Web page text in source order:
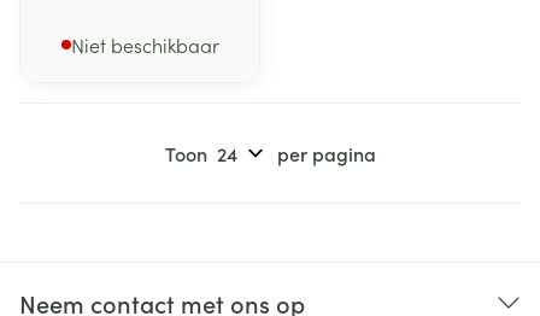
Niet beschikbaar
Toon per pagina
Neem contact met ons op